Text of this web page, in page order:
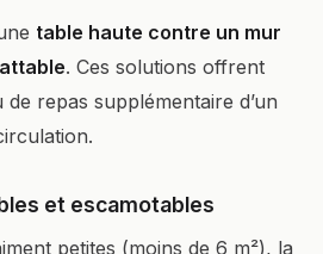
table haute contre un mur
. Ces solutions offrent
de repas supplémentaire d’un
et escamotables
petites (moins de 6 m²), la